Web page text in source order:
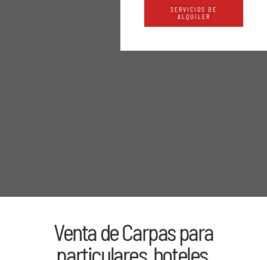
SERVICIOS DE
ALQUILER
Venta de Carpas para